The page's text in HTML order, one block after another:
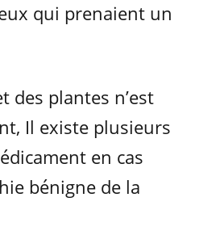
qui prenaient un
des plantes n’est
Il existe plusieurs
en cas
bénigne de la